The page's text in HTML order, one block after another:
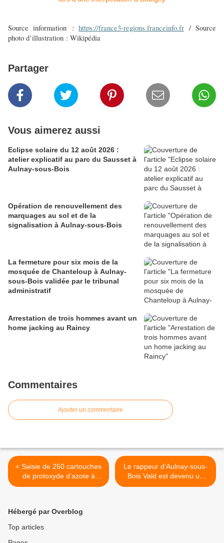
Source information :https://france3-regions.franceinfo.fr / Source
photo d’illustration : Wikipédia
Partager
Vous aimerez aussi
Eclipse solaire du 12 août 2026 :
atelier explicatif au parc du Sausset à
Aulnay-sous-Bois
Opération de renouvellement des
marquages au sol et de la
signalisation à Aulnay-sous-Bois
La fermeture pour six mois de la
mosquée de Chanteloup à Aulnay-
sous-Bois validée par le tribunal
administratif
Arrestation de trois hommes avant un
home jacking au Raincy
Commentaires
Ajouter un commentaire
< Saisie de 250 cartouches
de protoxyde d’azote à
Epinay-sur-Seine
Le rappeur d’Aulnay-sous-
Bois Vald est devenu un
des piliers du rap français >
Hébergé par Overblog
Top articles